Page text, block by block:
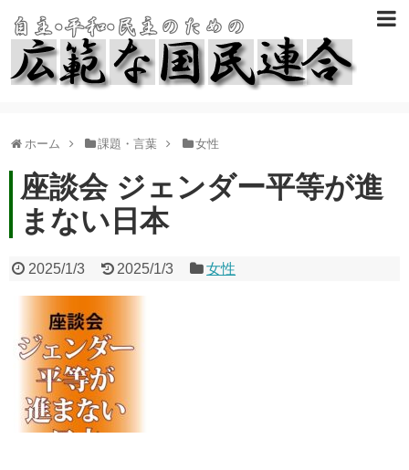
ホーム 課題・言葉 女性
座談会 ジェンダー平等が進
まない日本
2025/1/3 2025/1/3 女性